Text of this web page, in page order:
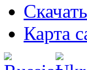
Скачать
Карта